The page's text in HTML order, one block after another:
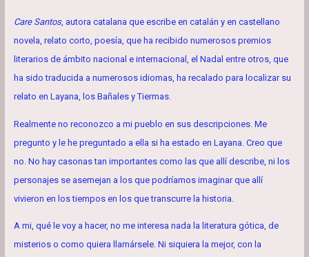
Care Santos, autora catalana que escribe en catalán y en castellano
novela, relato corto, poesía, que ha recibido numerosos premios
literarios de ámbito nacional e internacional, el Nadal entre otros, que
ha sido traducida a numerosos idiomas, ha recalado para localizar su
relato en Layana, los Bañales y Tiermas.
Realmente no reconozco a mi pueblo en sus descripciones. Me
pregunto y le he preguntado a ella si ha estado en Layana. Creo que
no. No hay casonas tan importantes como las que allí describe, ni los
personajes se asemejan a los que podríamos imaginar que allí
vivieron en los tiempos en los que transcurre la historia.
A mi, qué le voy a hacer, no me interesa nada la literatura gótica, de
misterios o como quiera llamársele. Ni siquiera la mejor, con la